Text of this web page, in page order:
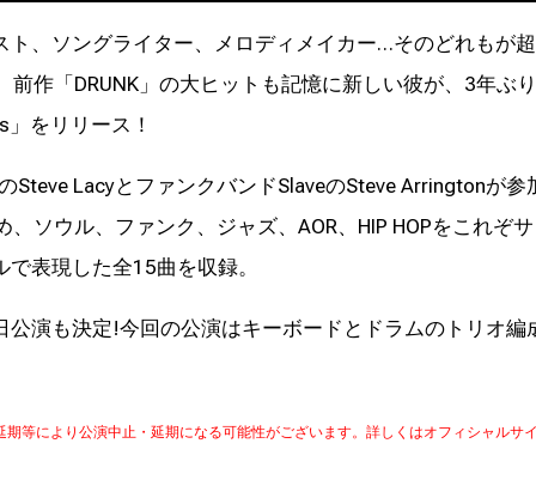
ト、ソングライター、メロディメイカー…そのどれもが超
作「DRUNK」の大ヒットも記憶に新しい彼が、3年ぶり
をリリース！
Steve LacyとファンクバンドSlaveのSteve Arringtonが参
ソウル、ファンク、ジャズ、AOR、HIP HOPをこれぞサ
表現した全15曲を収録。
公演も決定!今回の公演はキーボードとドラムのトリオ編
等により公演中止・延期になる可能性がございます。詳しくはオフィシャルサイ